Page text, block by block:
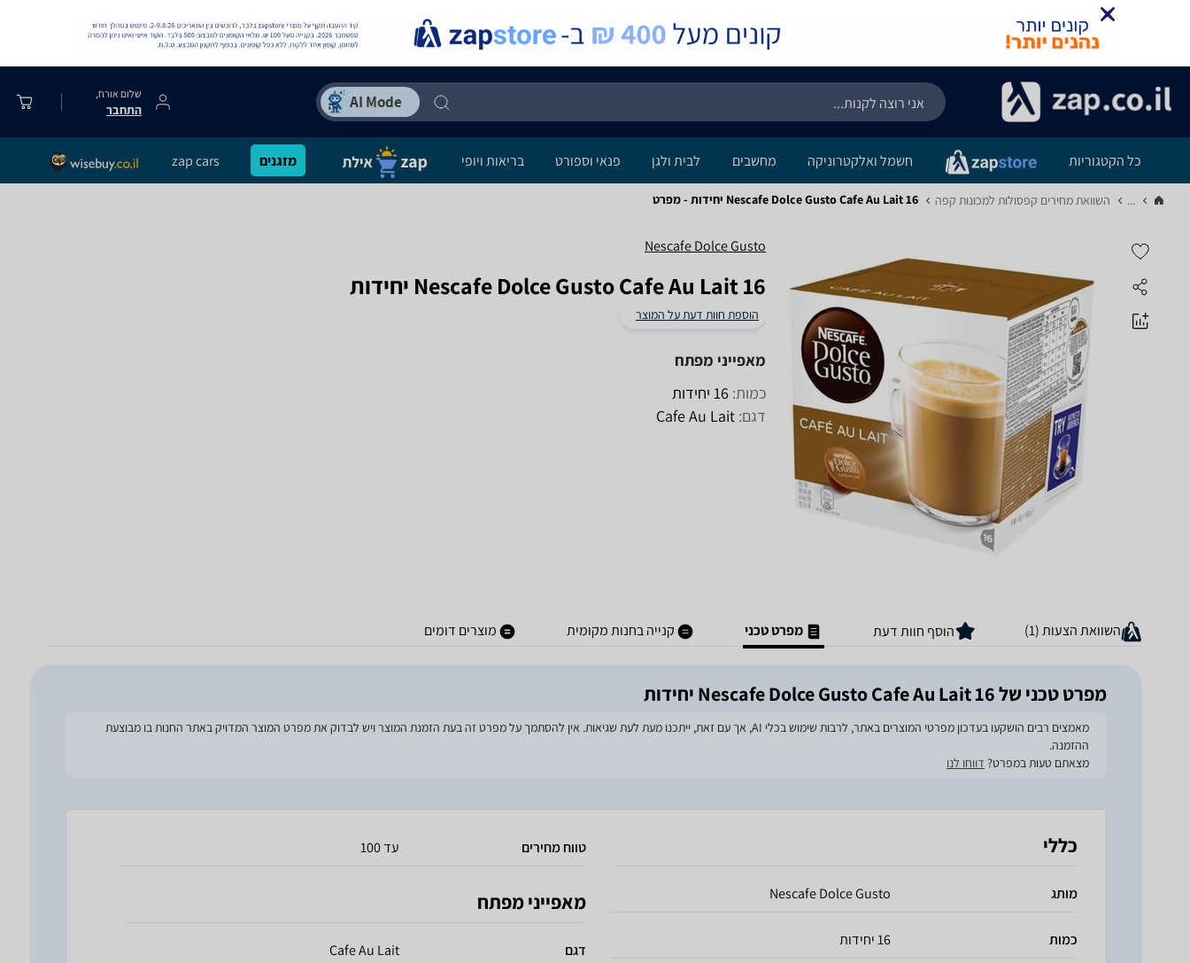
שלום אורח,
התחבר
כל הקטגוריות חשמל ואלקטרוניקה מחשבים לבית ולגן פנאי וספורט בריאות ויופי מזגנים zap cars
... השוואת מחירים קפסולות למכונות קפה‏ Nescafe Dolce Gusto Cafe Au Lait 16 יחידות - מפרט
Nescafe Dolce Gusto
Nescafe Dolce Gusto Cafe Au Lait 16 יחידות
הוספת חוות דעת על המוצר
מאפייני מפתח
כמות: 16 יחידות
דגם: Cafe Au Lait
השוואת הצעות (1) הוסף חוות דעת מפרט טכני קנייה בחנות מקומית מוצרים דומים
מפרט טכני של Nescafe Dolce Gusto Cafe Au Lait 16 יחידות
מאמצים רבים הושקעו בעדכון מפרטי המוצרים באתר, לרבות שימוש בכלי AI, אך עם זאת, ייתכנו מעת לעת שגיאות. אין להסתמך על מפרט זה בעת הזמנת המוצר ויש לבדוק את מפרט המוצר המדויק באתר החנות בו מבוצעת
ההזמנה.
מצאתם טעות במפרט? דווחו לנו
כללי
מותג Nescafe Dolce Gusto
כמות 16 יחידות
טווח מחירים עד 100
מאפייני מפתח
דגם Cafe Au Lait